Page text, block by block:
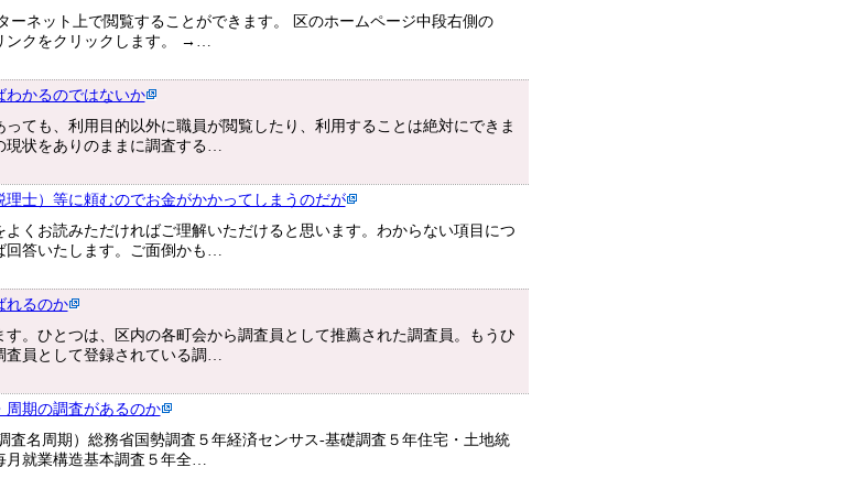
ーネット上で閲覧することができます。 区のホームページ中段右側の
ンクをクリックします。 →…
わかるのではないか
ても、利用目的以外に職員が閲覧したり、利用することは絶対にできま
現状をありのままに調査する…
士）等に頼むのでお金がかかってしまうのだが
くお読みただければご理解いただけると思います。わからない項目につ
回答いたします。ご面倒かも…
れるのか
。ひとつは、区内の各町会から調査員として推薦された調査員。もうひ
査員として登録されている調…
周期の調査があるのか
査名周期）総務省国勢調査５年経済センサス-基礎調査５年住宅・土地統
月就業構造基本調査５年全…